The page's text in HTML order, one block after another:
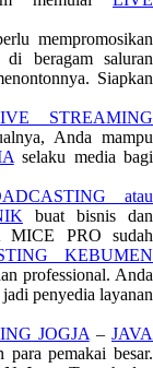
mempromosikan
di beragam saluran
Siapkan
STREAMING
Anda mampu
selaku media bagi
atau
buat bisnis dan
MICE PRO sudah
KEBUMEN
professional. Anda
jadi penyedia layanan
JOGJA –JAVA
pemakai besar.